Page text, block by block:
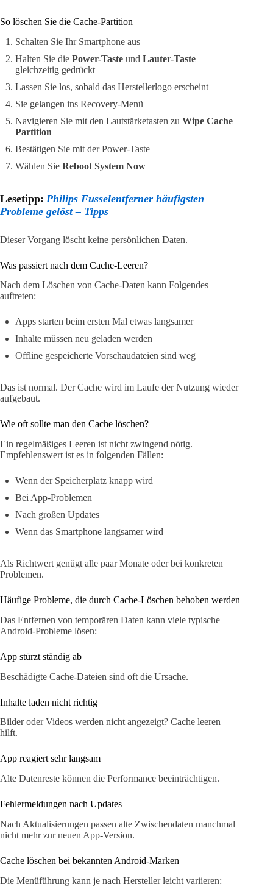
So löschen Sie die Cache-Partition
Schalten Sie Ihr Smartphone aus
Halten Sie die Power-Taste und Lauter-Taste
gleichzeitig gedrückt
Lassen Sie los, sobald das Herstellerlogo erscheint
Sie gelangen ins Recovery-Menü
Navigieren Sie mit den Lautstärketasten zu Wipe Cache
Partition
Bestätigen Sie mit der Power-Taste
Wählen Sie Reboot System Now
Lesetipp: Philips Fusselentferner häufigsten
Probleme gelöst – Tipps
Dieser Vorgang löscht keine persönlichen Daten.
Was passiert nach dem Cache-Leeren?
Nach dem Löschen von Cache-Daten kann Folgendes
auftreten:
Apps starten beim ersten Mal etwas langsamer
Inhalte müssen neu geladen werden
Offline gespeicherte Vorschaudateien sind weg
Das ist normal. Der Cache wird im Laufe der Nutzung wieder
aufgebaut.
Wie oft sollte man den Cache löschen?
Ein regelmäßiges Leeren ist nicht zwingend nötig.
Empfehlenswert ist es in folgenden Fällen:
Wenn der Speicherplatz knapp wird
Bei App-Problemen
Nach großen Updates
Wenn das Smartphone langsamer wird
Als Richtwert genügt alle paar Monate oder bei konkreten
Problemen.
Häufige Probleme, die durch Cache-Löschen behoben werden
Das Entfernen von temporären Daten kann viele typische
Android-Probleme lösen:
App stürzt ständig ab
Beschädigte Cache-Dateien sind oft die Ursache.
Inhalte laden nicht richtig
Bilder oder Videos werden nicht angezeigt? Cache leeren
hilft.
App reagiert sehr langsam
Alte Datenreste können die Performance beeinträchtigen.
Fehlermeldungen nach Updates
Nach Aktualisierungen passen alte Zwischendaten manchmal
nicht mehr zur neuen App-Version.
Cache löschen bei bekannten Android-Marken
Die Menüführung kann je nach Hersteller leicht variieren: